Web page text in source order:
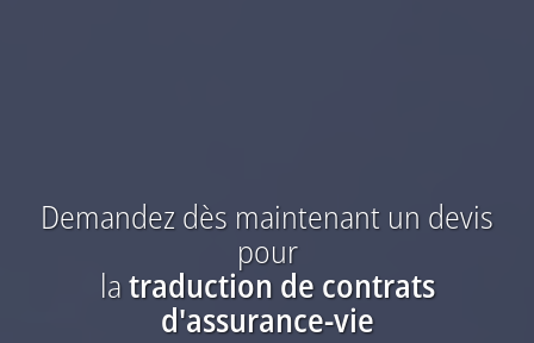
Demandez dès maintenant un devis
pour
latraduction de contrats
d'assurance-vie